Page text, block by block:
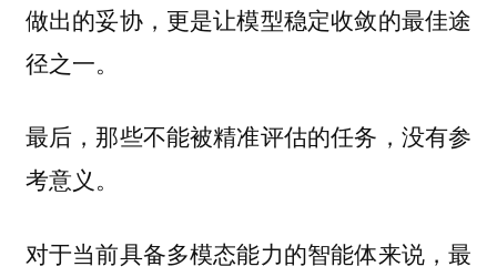
做出的妥协，更是让模型稳定收敛的最佳途
径之一。
最后，那些不能被精准评估的任务，没有参
考意义。
对于当前具备多模态能力的智能体来说，最